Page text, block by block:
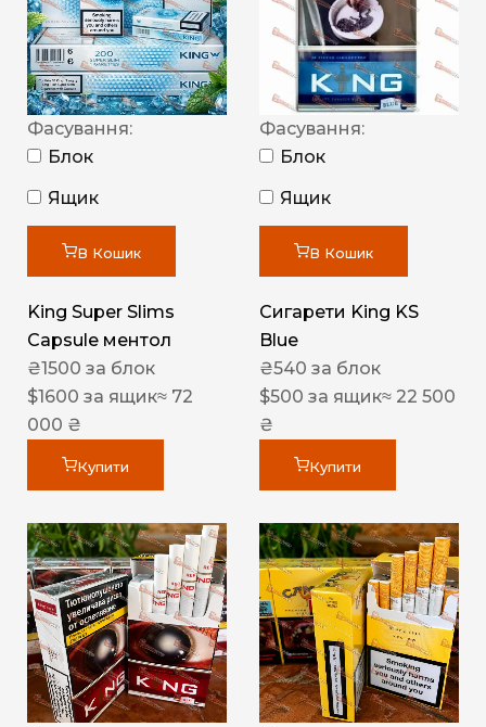
Фасування:
Блок
Ящик
В Кошик
King Super Slims
Capsule ментол
₴1500 за блок
$1600 за ящик≈ 72
000 ₴
Купити
Фасування:
Блок
Ящик
В Кошик
Сигарети King KS
Blue
₴540 за блок
$500 за ящик≈ 22 500
₴
Купити